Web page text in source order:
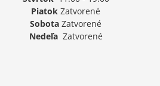
Piatok Zatvorené
Sobota Zatvorené
NedeľaZatvorené